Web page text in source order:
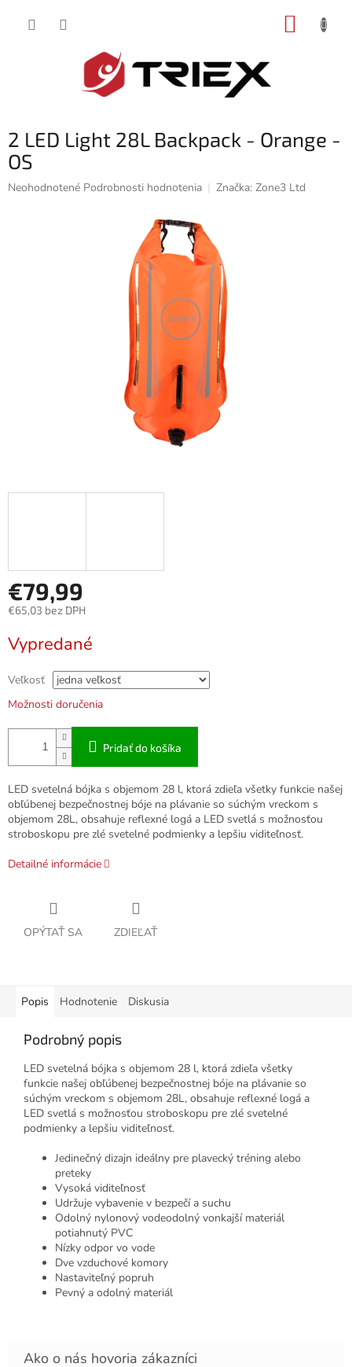
2 LED Light 28L Backpack - Orange -
OS
Priemerné
Neohodnotené Podrobnosti hodnotenia Značka: Zone3 Ltd
€79,99
€65,03 bez DPH
cena:
Vypredané
Veľkosť
Možnosti doručenia
Pridať do košíka
LED svetelná bójka s objemom 28 l, ktorá zdieľa všetky funkcie našej
obľúbenej bezpečnostnej bóje na plávanie so súchým vreckom s
objemom 28L, obsahuje reflexné logá a LED svetlá s možnosťou
stroboskopu pre zlé svetelné podmienky a lepšiu viditeľnosť.
Detailné informácie
OPÝTAŤ SA ZDIEĽAŤ
Popis Hodnotenie Diskusia
Podrobný popis
LED svetelná bójka s objemom 28 l, ktorá zdieľa všetky
funkcie našej obľúbenej bezpečnostnej bóje na plávanie so
súchým vreckom s objemom 28L, obsahuje reflexné logá a
LED svetlá s možnosťou stroboskopu pre zlé svetelné
podmienky a lepšiu viditeľnosť.
Jedinečný dizajn ideálny pre plavecký tréning alebo
preteky
Vysoká viditeľnosť
Udržuje vybavenie v bezpečí a suchu
Odolný nylonový vodeodolný vonkajší materiál
potiahnutý PVC
Nízky odpor vo vode
Dve vzduchové komory
Nastaviteľný popruh
Pevný a odolný materiál